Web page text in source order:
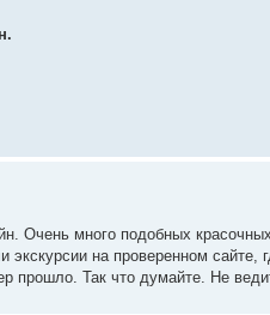
Очень много подобных
на проверенном сайте,
прошло. Так что думайте. Не